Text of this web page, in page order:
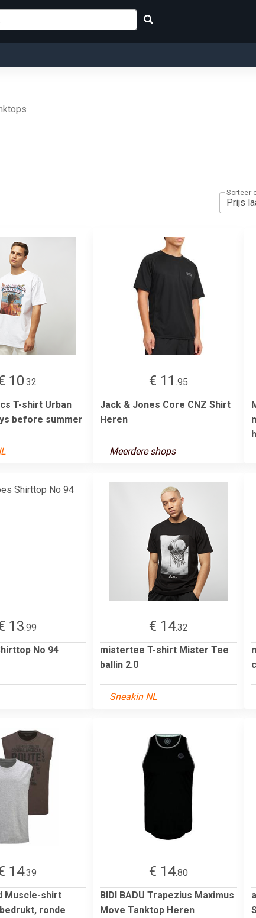
Sorteer
10.32
T-shirt Urban
before summer
€ 11 .95
Jack & Jones Core CNZ Shirt
Heren
Meerdere shops
13.99
No 94
€ 14.32
mistertee T-shirt Mister Tee
ballin 2.0
Sneakin NL
14.39
Muscle-shirt
ronde
€ 14.80
BIDI BADU Trapezius Maximus
Move Tanktop Heren